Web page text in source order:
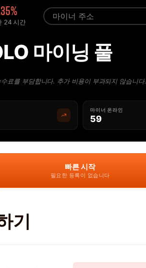
24 시간
마이닝 풀
료를 부담합니다. 추가 비용이 부과되지 않습니다.
마이너 온라인
59
빠른 시작
필요한 등록이 없습니다
기